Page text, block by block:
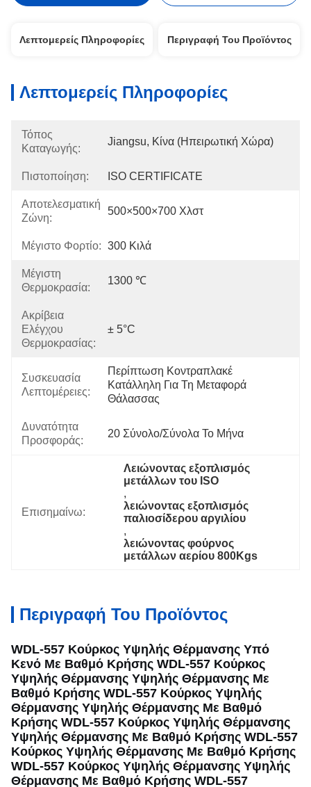
Λεπτομερείς Πληροφορίες Περιγραφή Του Προϊόντος
Λεπτομερείς Πληροφορίες
Τόπος
Καταγωγής:
Jiangsu, Κίνα (ηπειρωτική Χώρα)
Πιστοποίηση: ISO CERTIFICATE
Αποτελεσματική
Ζώνη:
500×500×700 Χλστ
Μέγιστο Φορτίο: 300 Κιλά
Μέγιστη
Θερμοκρασία:
1300 ℃
Ακρίβεια
Ελέγχου
Θερμοκρασίας:
± 5°C
Συσκευασία
Λεπτομέρειες:
Περίπτωση Κοντραπλακέ
Κατάλληλη Για Τη Μεταφορά
Θάλασσας
Δυνατότητα
Προσφοράς:
20 Σύνολο/σύνολα Το Μήνα
Επισημαίνω:
Λειώνοντας εξοπλισμός
μετάλλων του ISO
,
λειώνοντας εξοπλισμός
παλιοσίδερου αργιλίου
,
λειώνοντας φούρνος
μετάλλων αερίου 800Kgs
Περιγραφή Του Προϊόντος
WDL-557 Κούρκος Υψηλής Θέρμανσης Υπό
Κενό Με Βαθμό Κρήσης WDL-557 Κούρκος
Υψηλής Θέρμανσης Υψηλής Θέρμανσης Με
Βαθμό Κρήσης WDL-557 Κούρκος Υψηλής
Θέρμανσης Υψηλής Θέρμανσης Με Βαθμό
Κρήσης WDL-557 Κούρκος Υψηλής Θέρμανσης
Υψηλής Θέρμανσης Με Βαθμό Κρήσης WDL-557
Κούρκος Υψηλής Θέρμανσης Με Βαθμό Κρήσης
WDL-557 Κούρκος Υψηλής Θέρμανσης Υψηλής
Θέρμανσης Με Βαθμό Κρήσης WDL-557